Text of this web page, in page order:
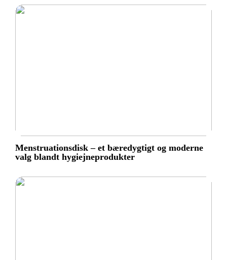
Menstruationsdisk – et bæredygtigt og moderne
valg blandt hygiejneprodukter